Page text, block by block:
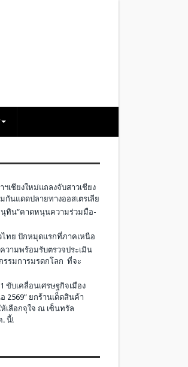
เชียงใหม่แถลงจับสาวเชียง
กันแดดปลายทางออสเตรเลีย
นุทิน”คาดหนุนความร่วมมือ-
ไทย ปักหมุดแรกที่ภาคเหนือ
วามพร้อมรับตรวจประเมิน
รมการมรดกโลก ที่จะ
ขับเคลื่อนเศรษฐกิจเมือง
2569” ยกร้านเด็ดสินค้า
เลือกจุใจ ณ เซ็นทรัล
. นี้!